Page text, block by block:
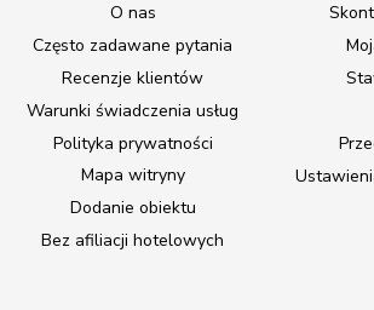
O nas
Często zadawane pytania
Recenzje klientów
Warunki świadczenia usług
Polityka prywatności
Mapa witryny
Dodanie obiektu
Bez afiliacji hotelowych